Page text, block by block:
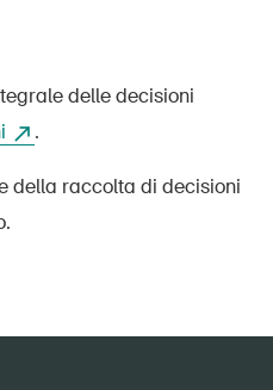
delle decisioni
.
della raccolta di decisioni